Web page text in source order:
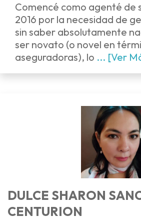
Comencé como agenté de
2016 por la necesidad de
sin saber absolutamente
ser novato (o novel en
aseguradoras), lo ... [Ver
DULCE SHARON
CENTURION